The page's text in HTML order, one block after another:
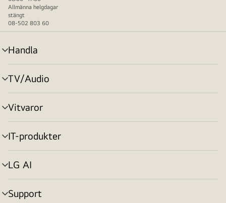
Allmänna helgdagar
stängt
08-502 803 60
Handla
menyväxling
TV/Audio
menyväxling
Vitvaror
menyväxling
IT-produkter
menyväxling
LG AI
menyväxling
Support
menyväxling